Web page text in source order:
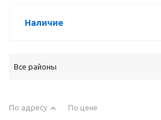
Наличие
Все районы
По адресу По цене